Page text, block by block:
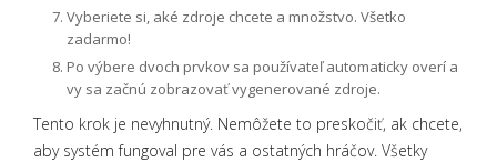
Vyberiete si, aké zdroje chcete a množstvo. Všetko
zadarmo!
Po výbere dvoch prvkov sa používateľ automaticky overí a
vy sa začnú zobrazovať vygenerované zdroje.
Tento krok je nevyhnutný. Nemôžete to preskočiť, ak chcete,
aby systém fungoval pre vás a ostatných hráčov. Všetky